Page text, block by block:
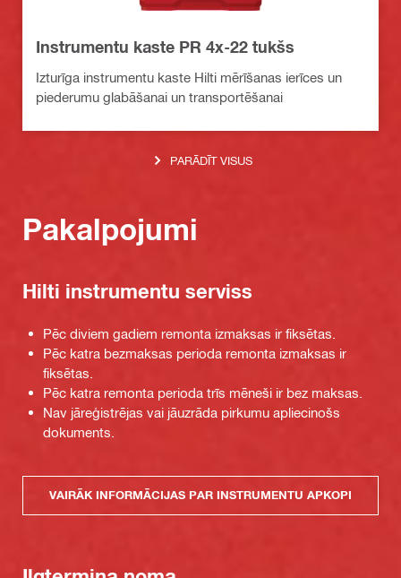
Instrumentu kaste PR 4x-22 tukšs
Izturīga instrumentu kaste Hilti mērīšanas ierīces un
piederumu glabāšanai un transportēšanai
PARĀDĪT VISUS
Pakalpojumi
Hilti instrumentu serviss
Pēc diviem gadiem remonta izmaksas ir fiksētas.
Pēc katra bezmaksas perioda remonta izmaksas ir
fiksētas.
Pēc katra remonta perioda trīs mēneši ir bez maksas.
Nav jāreģistrējas vai jāuzrāda pirkumu apliecinošs
dokuments.
VAIRĀK INFORMĀCIJAS PAR INSTRUMENTU APKOPI